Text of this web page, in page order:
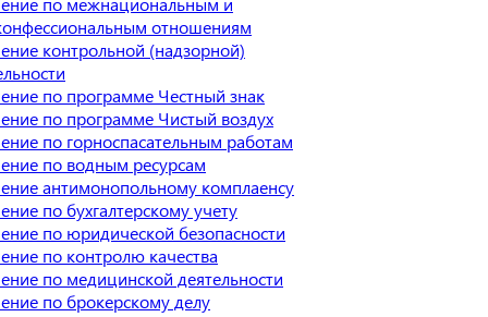
отношениям
контрольной (надзорной)
по программе Честный знак
по программе Чистый воздух
по горноспасательным работам
по водным ресурсам
антимонопольному комплаенсу
по бухгалтерскому учету
по юридической безопасности
по контролю качества
по медицинской деятельности
по брокерскому делу